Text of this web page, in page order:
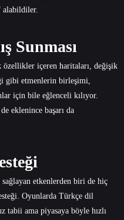
alabildiler.
Sunması
özellikler içeren haritaları, değişik
gibi etmenlerin birleşimi,
için bile eğlenceli kılıyor.
eklenince başarı da
sağlayan etkenlerden biri de hiç
Oyunlarda Türkçe dil
tabii ama piyasaya böyle hızlı